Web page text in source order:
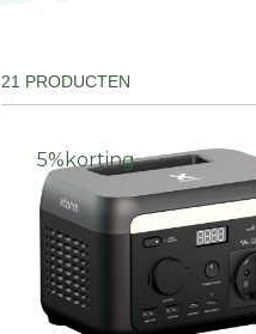
21 PRODUCTEN
5% korting